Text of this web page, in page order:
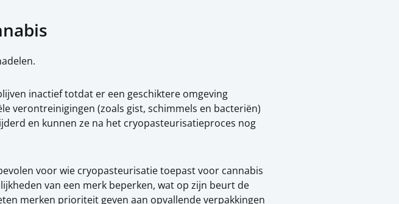
inactief totdat er een geschiktere omgeving
verontreinigingen (zoals gist, schimmels en bacteriën)
en kunnen ze na het cryopasteurisatieproces nog
voor wie cryopasteurisatie toepast voor cannabis
van een merk beperken, wat op zijn beurt de
merken prioriteit geven aan opvallende verpakkingen